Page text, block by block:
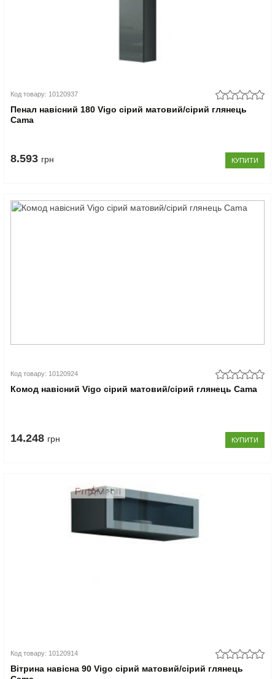
Код товару: 10120937
Пенал навісний 180 Vigo сірий матовий/сірий глянець
Cama
8.593 грн КУПИТИ
Код товару: 10120924
Комод навісний Vigo сірий матовий/сірий глянець Cama
14.248 грн КУПИТИ
Код товару: 10120914
Вітрина навісна 90 Vigo сірий матовий/сірий глянець